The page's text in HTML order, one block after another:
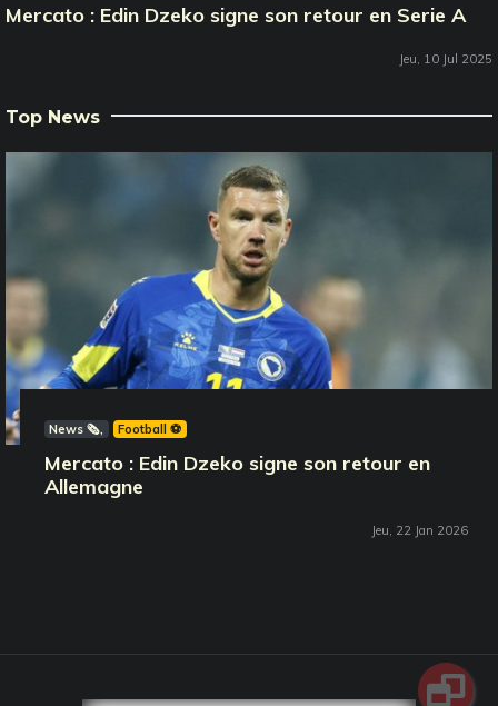
Mercato : Edin Dzeko signe son retour en Serie A
Jeu, 10 Jul 2025
Top News
News 🗞️ Football ⚽️
Mercato : Edin Dzeko signe son retour en
Allemagne
Jeu, 22 Jan 2026